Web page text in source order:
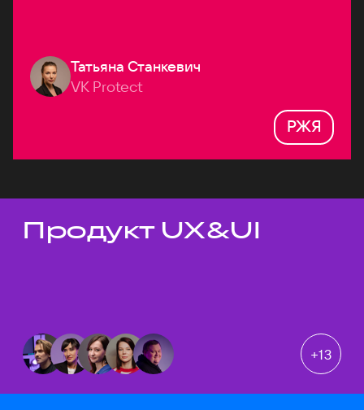
Татьяна Станкевич
VK Protect
РЖЯ
Темы докладов
Продукт UX&UI
+13